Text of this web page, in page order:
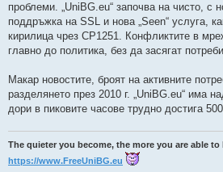
проблеми. „UniBG.eu“ започва на чисто, с
поддръжка на SSL и нова „Seen“ услуга,
кирилица чрез CP1251. Конфликтите в
главно до политика, без да засягат
Макар новостите, броят на активните
разделянето през 2010 г. „UniBG.eu“ има
дори в пиковите часове трудно достига
The quieter you become, the more you are able to
https://www.FreeUniBG.eu